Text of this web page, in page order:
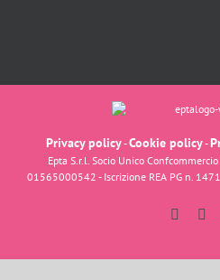
Privacy policy-Cookie policy-
Epta S.r.l. Socio Unico
01565000542 - Iscrizione REA PG n.